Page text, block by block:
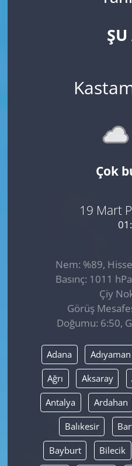
Çok
19 Mart
Nem: %89,
Basınç: 1011
Çiy
Görüş
Doğumu: 6:50,
Adana Adıyaman
Ağrı Aksaray
Antalya Ardahan
Balıkesir
Bayburt Bilecik